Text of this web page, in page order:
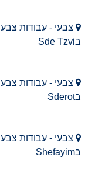
צבעי - עבודות צבע
בSde Tzvi
צבעי - עבודות צבע
בSderot
צבעי - עבודות צבע
בShefayim